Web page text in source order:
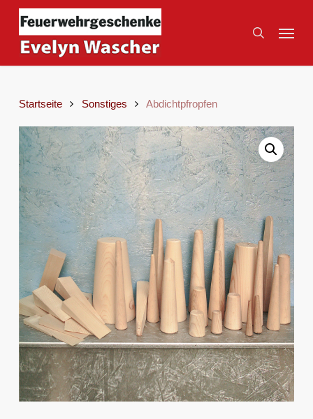
Skip
main
content
search
Menu
Startseite Sonstiges Abdichtpfropfen